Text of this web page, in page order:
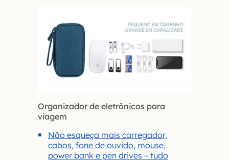
Organizador de eletrônicos para
viagem
Não esqueça mais carregador,
cabos, fone de ouvido, mouse,
power bank e pen drives – tudo